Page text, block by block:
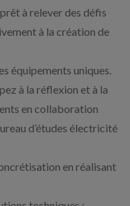
à relever des défis
à la création de
équipements uniques.
à la réflexion et à la
en collaboration
d’études électricité
en réalisant